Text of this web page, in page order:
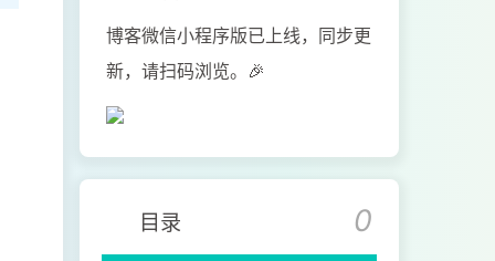
博客微信小程序版已上线，同步更
新，请扫码浏览。🎉
目录 0